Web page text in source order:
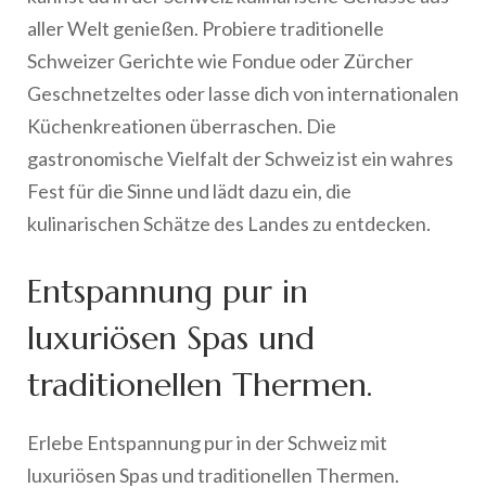
aller Welt genießen. Probiere traditionelle
Schweizer Gerichte wie Fondue oder Zürcher
Geschnetzeltes oder lasse dich von internationalen
Küchenkreationen überraschen. Die
gastronomische Vielfalt der Schweiz ist ein wahres
Fest für die Sinne und lädt dazu ein, die
kulinarischen Schätze des Landes zu entdecken.
Entspannung pur in
luxuriösen Spas und
traditionellen Thermen.
Erlebe Entspannung pur in der Schweiz mit
luxuriösen Spas und traditionellen Thermen.